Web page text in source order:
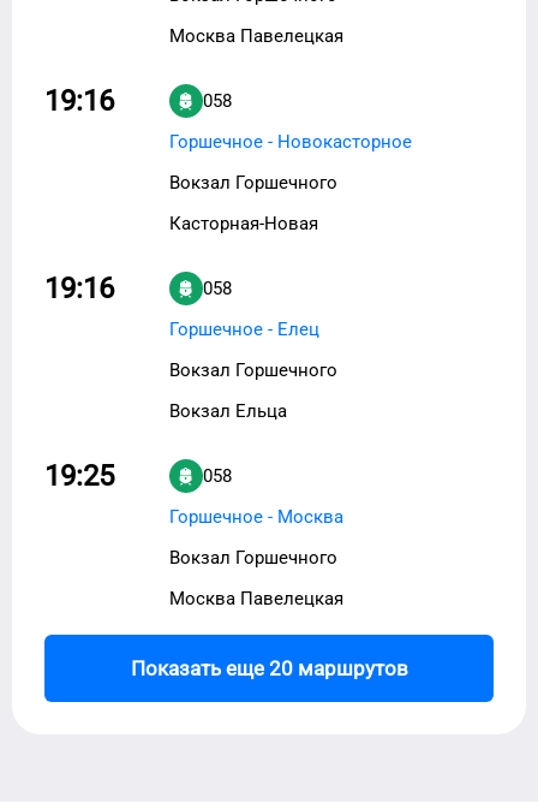
Москва Павелецкая
19:16
058
Горшечное - Новокасторное
Вокзал Горшечного
Касторная-Новая
19:16
058
Горшечное - Елец
Вокзал Горшечного
Вокзал Ельца
19:25
058
Горшечное - Москва
Вокзал Горшечного
Москва Павелецкая
Показать еще 20 маршрутов